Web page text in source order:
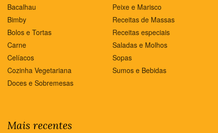
Bacalhau
Bimby
Bolos e Tortas
Carne
Celíacos
Cozinha Vegetariana
Doces e Sobremesas
Peixe e Marisco
Receitas de Massas
Receitas especiais
Saladas e Molhos
Sopas
Sumos e Bebidas
Mais recentes